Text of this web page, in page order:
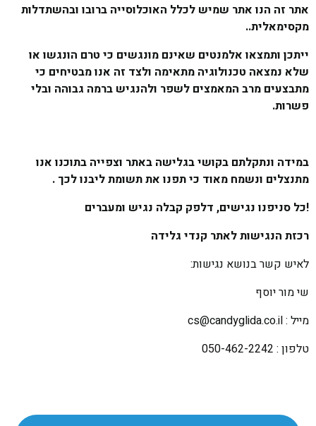
אתר זה הנו אתר שמיש לכלל האוכלוסייה ברובו ובהשתדלות
מקסימאלית..
ייתכן ותמצאו אלמנטים שאינם מונגשים כי טרם הונגשו או
שלא נמצאה טכנולוגיה מתאימה ולצד זה אנו מבטיחים כי
מתבצעים מרב המאמצים לשפר ולהנגיש ברמה גבוהה ובלי
פשרות.
במידה ונתקלתם בקושי בגלישה באתר וצפייה בתוכנו אנו
מתנצלים ונשמח מאוד כי תפנו את תשומת ליבנו לכך .
!כל סניפנו נגישים, דלפק קבלה נגיש ומעברים
רכזת הנגישות לאתר קנדי גלידה
לאיש קשר בנושא נגישות:
שי מור יוסף
מייל : cs@candyglida.co.il
טלפון : 050-462-2242